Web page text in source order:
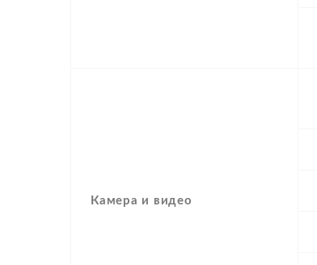
Камера и видео